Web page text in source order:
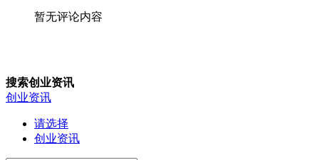
暂无评论内容
搜索创业资讯
创业资讯
请选择
创业资讯